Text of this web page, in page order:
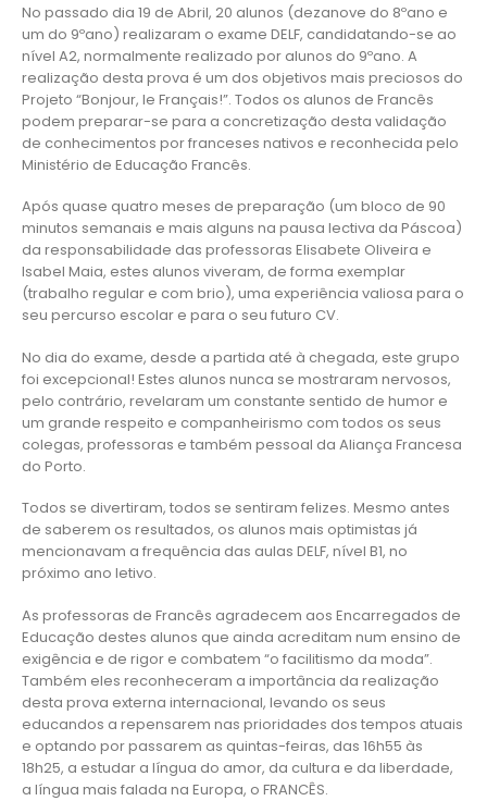
No passado dia 19 de Abril, 20 alunos (dezanove do 8ºano e
um do 9ºano) realizaram o exame DELF, candidatando-se ao
nível A2, normalmente realizado por alunos do 9ºano. A
realização desta prova é um dos objetivos mais preciosos do
Projeto “Bonjour, le Français!”. Todos os alunos de Francês
podem preparar-se para a concretização desta validação
de conhecimentos por franceses nativos e reconhecida pelo
Ministério de Educação Francês.
Após quase quatro meses de preparação (um bloco de 90
minutos semanais e mais alguns na pausa lectiva da Páscoa)
da responsabilidade das professoras Elisabete Oliveira e
Isabel Maia, estes alunos viveram, de forma exemplar
(trabalho regular e com brio), uma experiência valiosa para o
seu percurso escolar e para o seu futuro CV.
No dia do exame, desde a partida até à chegada, este grupo
foi excepcional! Estes alunos nunca se mostraram nervosos,
pelo contrário, revelaram um constante sentido de humor e
um grande respeito e companheirismo com todos os seus
colegas, professoras e também pessoal da Aliança Francesa
do Porto.
Todos se divertiram, todos se sentiram felizes. Mesmo antes
de saberem os resultados, os alunos mais optimistas já
mencionavam a frequência das aulas DELF, nível B1, no
próximo ano letivo.
As professoras de Francês agradecem aos Encarregados de
Educação destes alunos que ainda acreditam num ensino de
exigência e de rigor e combatem “o facilitismo da moda”.
Também eles reconheceram a importância da realização
desta prova externa internacional, levando os seus
educandos a repensarem nas prioridades dos tempos atuais
e optando por passarem as quintas-feiras, das 16h55 às
18h25, a estudar a língua do amor, da cultura e da liberdade,
a língua mais falada na Europa, o FRANCÊS.